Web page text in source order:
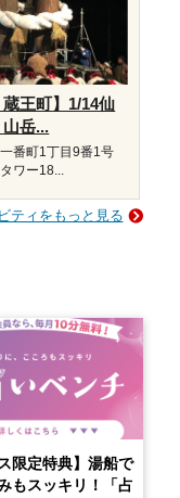
蔵王町】1/14仙
岳...
番町1丁目9番1号
ワー18...
ティをもっと見る
限定特典】湯船で
もスッキリ！「占